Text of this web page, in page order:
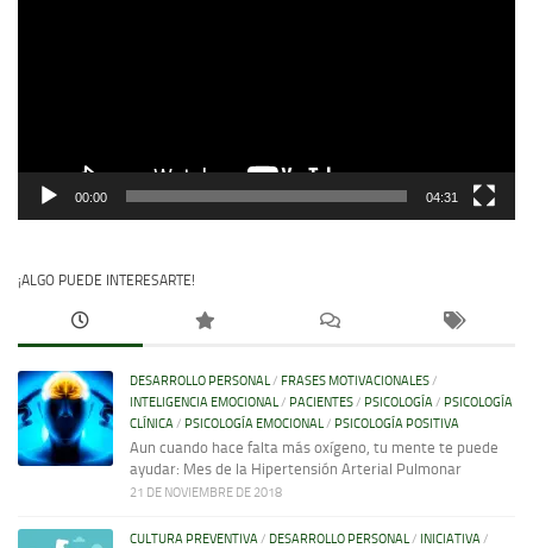
00:00 04:31
¡ALGO PUEDE INTERESARTE!
DESARROLLO PERSONAL/ FRASES MOTIVACIONALES/
INTELIGENCIA EMOCIONAL/ PACIENTES/ PSICOLOGÍA/ PSICOLOGÍA
CLÍNICA/ PSICOLOGÍA EMOCIONAL/ PSICOLOGÍA POSITIVA
Aun cuando hace falta más oxígeno, tu mente te puede
ayudar: Mes de la Hipertensión Arterial Pulmonar
21 DE NOVIEMBRE DE 2018
CULTURA PREVENTIVA/ DESARROLLO PERSONAL/ INICIATIVA/